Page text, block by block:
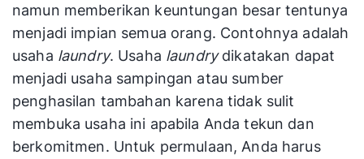
namun memberikan keuntungan besar tentunya
menjadi impian semua orang. Contohnya adalah
usaha laundry. Usaha laundrydikatakan dapat
menjadi usaha sampingan atau sumber
penghasilan tambahan karena tidak sulit
membuka usaha ini apabila Anda tekun dan
berkomitmen. Untuk permulaan, Anda harus